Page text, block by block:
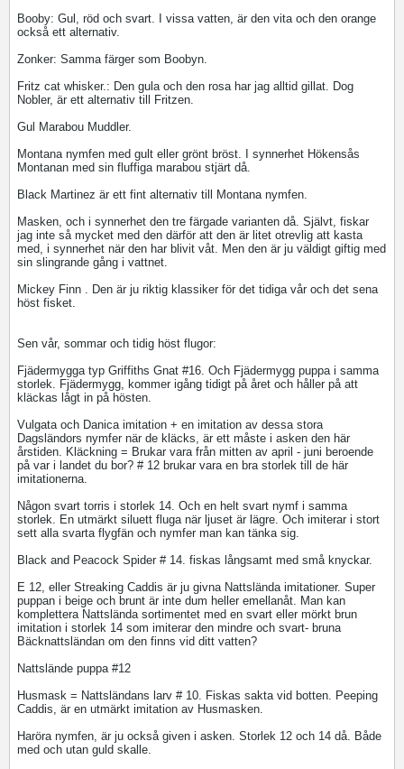
Booby: Gul, röd och svart. I vissa vatten, är den vita och den orange
också ett alternativ.
Zonker: Samma färger som Boobyn.
Fritz cat whisker.: Den gula och den rosa har jag alltid gillat. Dog
Nobler, är ett alternativ till Fritzen.
Gul Marabou Muddler.
Montana nymfen med gult eller grönt bröst. I synnerhet Hökensås
Montanan med sin fluffiga marabou stjärt då.
Black Martinez är ett fint alternativ till Montana nymfen.
Masken, och i synnerhet den tre färgade varianten då. Självt, fiskar
jag inte så mycket med den därför att den är litet otrevlig att kasta
med, i synnerhet när den har blivit våt. Men den är ju väldigt giftig med
sin slingrande gång i vattnet.
Mickey Finn . Den är ju riktig klassiker för det tidiga vår och det sena
höst fisket.
Sen vår, sommar och tidig höst flugor:
Fjädermygga typ Griffiths Gnat #16. Och Fjädermygg puppa i samma
storlek. Fjädermygg, kommer igång tidigt på året och håller på att
kläckas lågt in på hösten.
Vulgata och Danica imitation + en imitation av dessa stora
Dagsländors nymfer när de kläcks, är ett måste i asken den här
årstiden. Kläckning = Brukar vara från mitten av april - juni beroende
på var i landet du bor? # 12 brukar vara en bra storlek till de här
imitationerna.
Någon svart torris i storlek 14. Och en helt svart nymf i samma
storlek. En utmärkt siluett fluga när ljuset är lägre. Och imiterar i stort
sett alla svarta flygfän och nymfer man kan tänka sig.
Black and Peacock Spider # 14. fiskas långsamt med små knyckar.
E 12, eller Streaking Caddis är ju givna Nattslända imitationer. Super
puppan i beige och brunt är inte dum heller emellanåt. Man kan
komplettera Nattslända sortimentet med en svart eller mörkt brun
imitation i storlek 14 som imiterar den mindre och svart- bruna
Bäcknattsländan om den finns vid ditt vatten?
Nattslände puppa #12
Husmask = Nattsländans larv # 10. Fiskas sakta vid botten. Peeping
Caddis, är en utmärkt imitation av Husmasken.
Haröra nymfen, är ju också given i asken. Storlek 12 och 14 då. Både
med och utan guld skalle.